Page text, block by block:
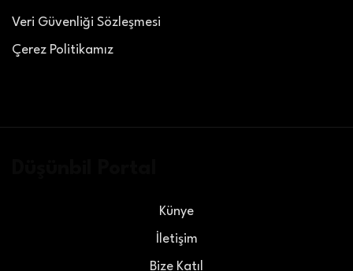
Veri Güvenliği Sözleşmesi
Çerez Politikamız
Künye
İletişim
Bize Katıl